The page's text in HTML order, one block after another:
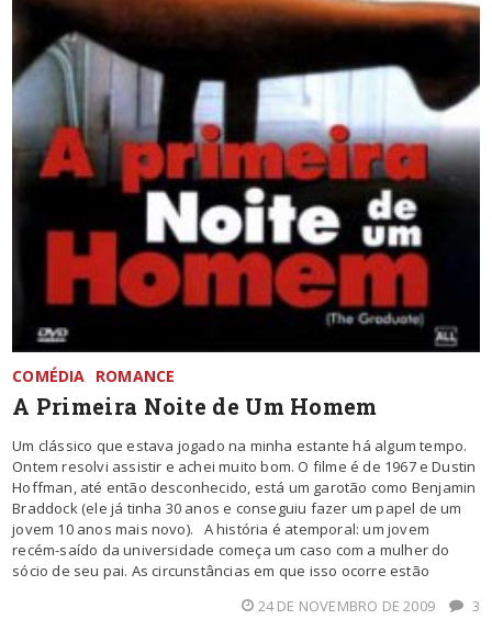
COMÉDIA ROMANCE
A Primeira Noite de Um Homem
Um clássico que estava jogado na minha estante há algum tempo.
Ontem resolvi assistir e achei muito bom. O filme é de 1967 e Dustin
Hoffman, até então desconhecido, está um garotão como Benjamin
Braddock (ele já tinha 30 anos e conseguiu fazer um papel de um
jovem 10 anos mais novo). A história é atemporal: um jovem
recém-saído da universidade começa um caso com a mulher do
sócio de seu pai. As circunstâncias em que isso ocorre estão
24 DE NOVEMBRO DE 2009
3